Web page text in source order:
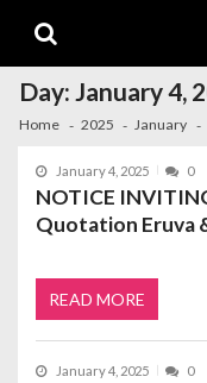
Day:January 4,
Home 2025 January
January 4, 2025 0
NOTICE
Quotation Eruva
READ MORE
January 4, 2025 0